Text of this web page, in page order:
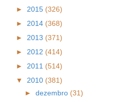
► 2015 (326)
► 2014 (368)
► 2013 (371)
► 2012 (414)
► 2011 (514)
▼ 2010 (381)
► dezembro (31)